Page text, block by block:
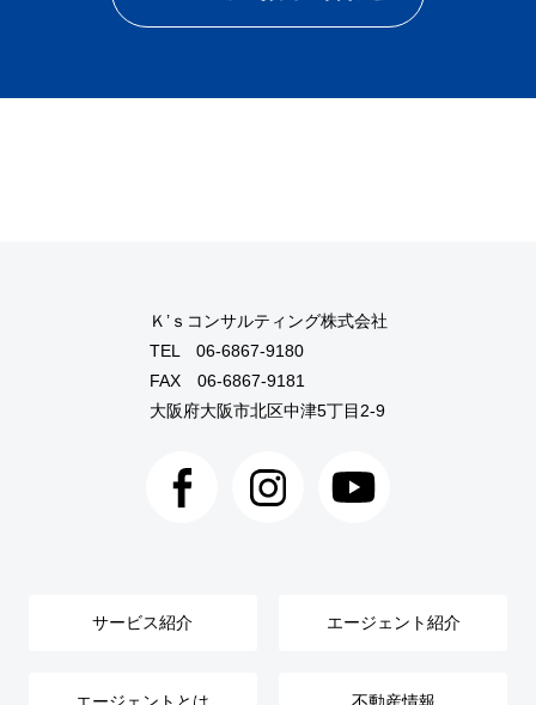
Ｋ’ｓコンサルティング株式会社
TEL 06-6867-9180
FAX 06-6867-9181
大阪府大阪市北区中津5丁目2-9
サービス紹介 エージェント紹介
エージェントとは 不動産情報